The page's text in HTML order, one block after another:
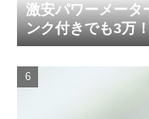
激安パワーメータ
ンク付きでも3万